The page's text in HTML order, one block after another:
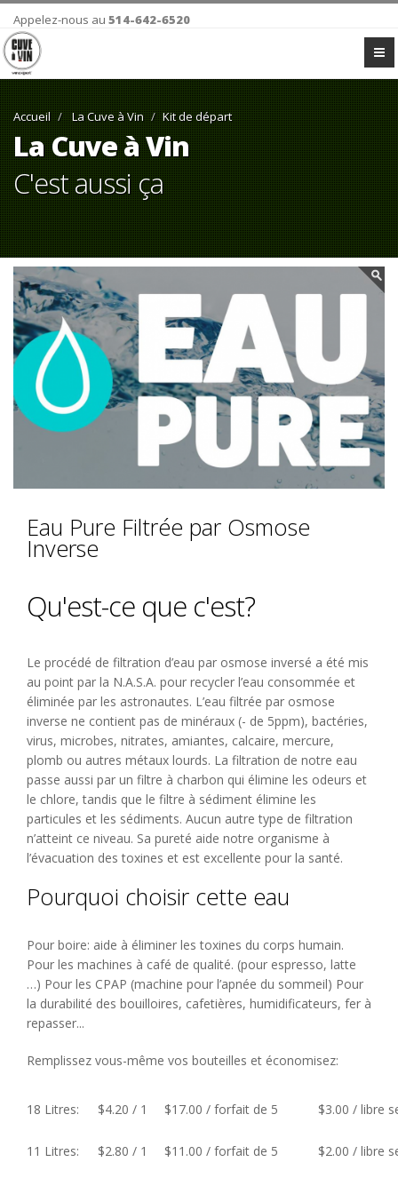
Appelez-nous au 514-642-6520
Accueil La Cuve à Vin Kit de départ
La Cuve à Vin
C'est aussi ça
Eau Pure Filtrée par Osmose
Inverse
Qu'est-ce que c'est?
Le procédé de filtration d’eau par osmose inversé a été mis
au point par la N.A.S.A. pour recycler l’eau consommée et
éliminée par les astronautes. L’eau filtrée par osmose
inverse ne contient pas de minéraux (- de 5ppm), bactéries,
virus, microbes, nitrates, amiantes, calcaire, mercure,
plomb ou autres métaux lourds. La filtration de notre eau
passe aussi par un filtre à charbon qui élimine les odeurs et
le chlore, tandis que le filtre à sédiment élimine les
particules et les sédiments. Aucun autre type de filtration
n’atteint ce niveau. Sa pureté aide notre organisme à
l’évacuation des toxines et est excellente pour la santé.
Pourquoi choisir cette eau
Pour boire: aide à éliminer les toxines du corps humain.
Pour les machines à café de qualité. (pour espresso, latte
…) Pour les CPAP (machine pour l’apnée du sommeil) Pour
la durabilité des bouilloires, cafetières, humidificateurs, fer à
repasser...
Remplissez vous-même vos bouteilles et économisez:
18 Litres: $4.20 / 1 $17.00 / forfait de 5 $3.00 / libre
11 Litres: $2.80 / 1 $11.00 / forfait de 5 $2.00 / libre